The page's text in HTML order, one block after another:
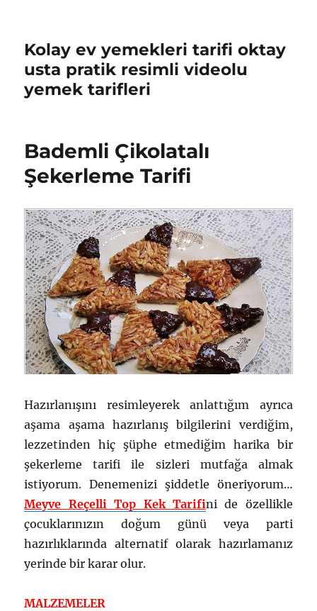
Kolay ev yemekleri tarifi oktay
usta pratik resimli videolu
yemek tarifleri
Bademli Çikolatalı
Şekerleme Tarifi
Hazırlanışını resimleyerek anlattığım ayrıca
aşama aşama hazırlanış bilgilerini verdiğim,
lezzetinden hiç şüphe etmediğim harika bir
şekerleme tarifi ile sizleri mutfağa almak
istiyorum. Denemenizi şiddetle öneriyorum…
Meyve Reçelli Top Kek Tarifini de özellikle
çocuklarınızın doğum günü veya parti
hazırlıklarında alternatif olarak hazırlamanız
yerinde bir karar olur.
MALZEMELER